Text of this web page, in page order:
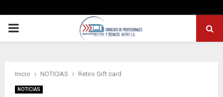
PRIMARY
Inicio NOTICIAS Retiro Gift card
NOTICIAS